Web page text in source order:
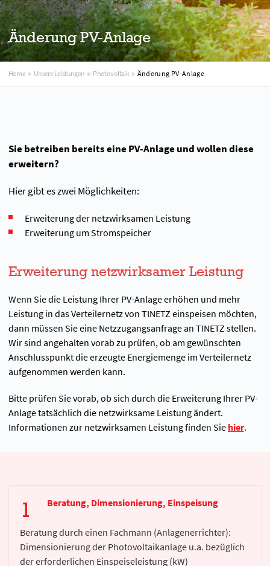
Änderung PV-Anlage
Home Unsere Leistungen Photovoltaik Änderung PV-Anlage
Sie betreiben bereits eine PV-Anlage und wollen diese
erweitern?
Hier gibt es zwei Möglichkeiten:
Erweiterung der netzwirksamen Leistung
Erweiterung um Stromspeicher
Erweiterung netzwirksamer Leistung
Wenn Sie die Leistung Ihrer PV-Anlage erhöhen und mehr
Leistung in das Verteilernetz von TINETZ einspeisen möchten,
dann müssen Sie eine Netzzugangsanfrage an TINETZ stellen.
Wir sind angehalten vorab zu prüfen, ob am gewünschten
Anschlusspunkt die erzeugte Energiemenge im Verteilernetz
aufgenommen werden kann.
Bitte prüfen Sie vorab, ob sich durch die Erweiterung Ihrer PV-
Anlage tatsächlich die netzwirksame Leistung ändert.
Informationen zur netzwirksamen Leistung finden Sie hier.
Beratung, Dimensionierung, Einspeisung
Beratung durch einen Fachmann (Anlagenerrichter):
Dimensionierung der Photovoltaikanlage u.a. bezüglich
der erforderlichen Einspeiseleistung (kW)